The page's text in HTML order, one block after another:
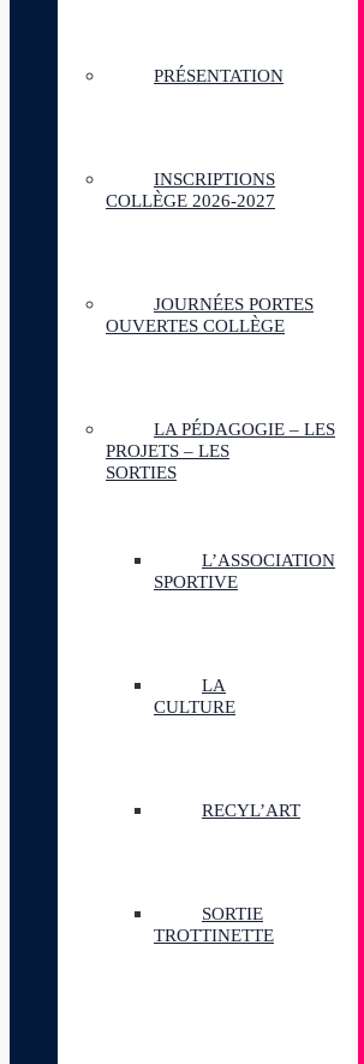
PRÉSENTATION
INSCRIPTIONS
COLLÈGE 2026-2027
JOURNÉES PORTES
OUVERTES COLLÈGE
LA PÉDAGOGIE – LES
PROJETS – LES
SORTIES
L’ASSOCIATION
SPORTIVE
LA
CULTURE
RECYL’ART
SORTIE
TROTTINETTE